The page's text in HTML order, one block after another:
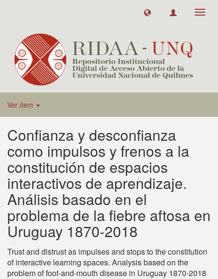
Ver ítem
Confianza y desconfianza
como impulsos y frenos a la
constitución de espacios
interactivos de aprendizaje.
Análisis basado en el
problema de la fiebre aftosa en
Uruguay 1870-2018
Trust and distrust as impulses and stops to the constitution
of interactive learning spaces. Analysis based on the
problem of foot-and-mouth disease in Uruguay 1870-2018